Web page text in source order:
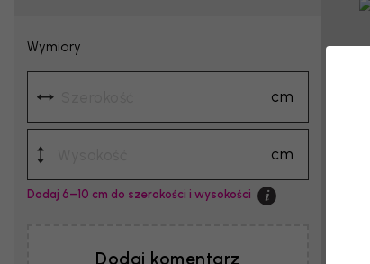
Wymiary
cm
cm
Dodaj 6–10 cm do szerokości i wysokości
Dodaj komentarz